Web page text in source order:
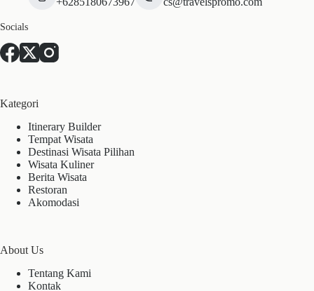
Socials
Kategori
Itinerary Builder
Tempat Wisata
Destinasi Wisata Pilihan
Wisata Kuliner
Berita Wisata
Restoran
Akomodasi
About Us
Tentang Kami
Kontak